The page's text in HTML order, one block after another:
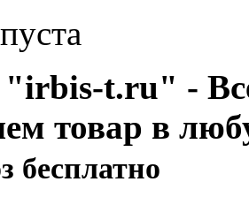
пуста
t.ru" -
товар в
бесплатно